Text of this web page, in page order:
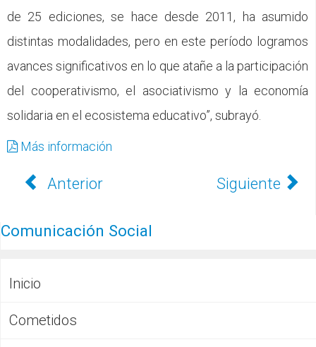
de 25 ediciones, se hace desde 2011, ha asumido
distintas modalidades, pero en este período logramos
avances significativos en lo que atañe a la participación
del cooperativismo, el asociativismo y la economía
solidaria en el ecosistema educativo”, subrayó.
Más información
Anterior Siguiente
Comunicación Social
Inicio
Cometidos